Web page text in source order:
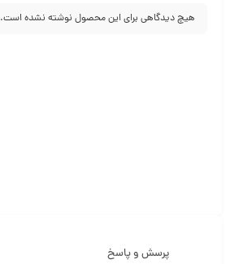
هیچ دیدگاهی برای این محصول نوشته نشده است.
پرسش و پاسخ